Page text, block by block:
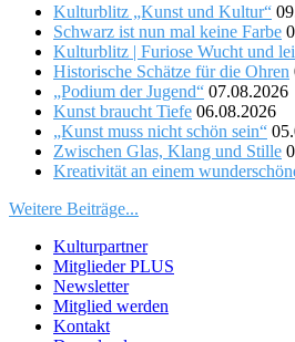
Kulturblitz „Kunst und Kultur“
Schwarz ist nun mal keine Farbe
Kulturblitz | Furiose Wucht und
Historische Schätze für die Ohren
„Podium der Jugend“ 07.08.2026
Kunst braucht Tiefe 06.08.2026
„Kunst muss nicht schön sein“
Zwischen Glas, Klang und Stille
Kreativität an einem
Weitere Beiträge...
Kulturpartner
Mitglieder PLUS
Newsletter
Mitglied werden
Kontakt